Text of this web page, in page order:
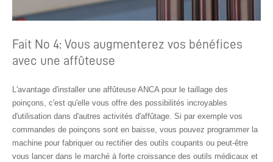
Fait No 4: Vous augmenterez vos bénéfices
avec une affûteuse
L'avantage d'installer une affûteuse ANCA pour le taillage des
poinçons, c'est qu'elle vous offre des possibilités incroyables
d'utilisation dans d'autres activités d'affûtage. Si par exemple vos
commandes de poinçons sont en baisse, vous pouvez programmer la
machine pour fabriquer ou rectifier des outils coupants ou peut-être
vous lancer dans le marché à forte croissance des outils médicaux et